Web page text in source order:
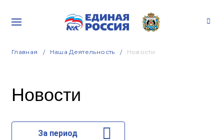
Главная Наша Деятельность Новости
Новости
За период